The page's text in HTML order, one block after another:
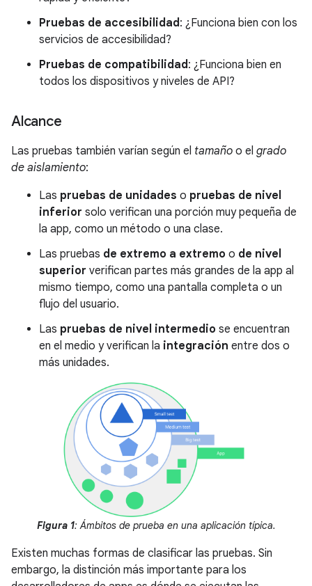
Pruebas de accesibilidad: ¿Funciona bien con los
servicios de accesibilidad?
Pruebas de compatibilidad: ¿Funciona bien en
todos los dispositivos y niveles de API?
Alcance
Las pruebas también varían según el tamaño o el grado
de aislamiento:
Las pruebas de unidades o pruebas de nivel
inferior solo verifican una porción muy pequeña de
la app, como un método o una clase.
Las pruebas de extremo a extremo o de nivel
superior verifican partes más grandes de la app al
mismo tiempo, como una pantalla completa o un
flujo del usuario.
Las pruebas de nivel intermedio se encuentran
en el medio y verifican la integración entre dos o
más unidades.
Figura 1: Ámbitos de prueba en una aplicación típica.
Existen muchas formas de clasificar las pruebas. Sin
embargo, la distinción más importante para los